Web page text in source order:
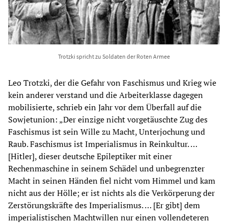
Trotzki spricht zu Soldaten der Roten Armee
Leo Trotzki, der die Gefahr von Faschismus und Krieg wie
kein anderer verstand und die Arbeiterklasse dagegen
mobilisierte, schrieb ein Jahr vor dem Überfall auf die
Sowjetunion: „Der einzige nicht vorgetäuschte Zug des
Faschismus ist sein Wille zu Macht, Unterjochung und
Raub. Faschismus ist Imperialismus in Reinkultur. …
[Hitler], dieser deutsche Epileptiker mit einer
Rechenmaschine in seinem Schädel und unbegrenzter
Macht in seinen Händen fiel nicht vom Himmel und kam
nicht aus der Hölle; er ist nichts als die Verkörperung der
Zerstörungskräfte des Imperialismus. … [Er gibt] dem
imperialistischen Machtwillen nur einen vollendeteren